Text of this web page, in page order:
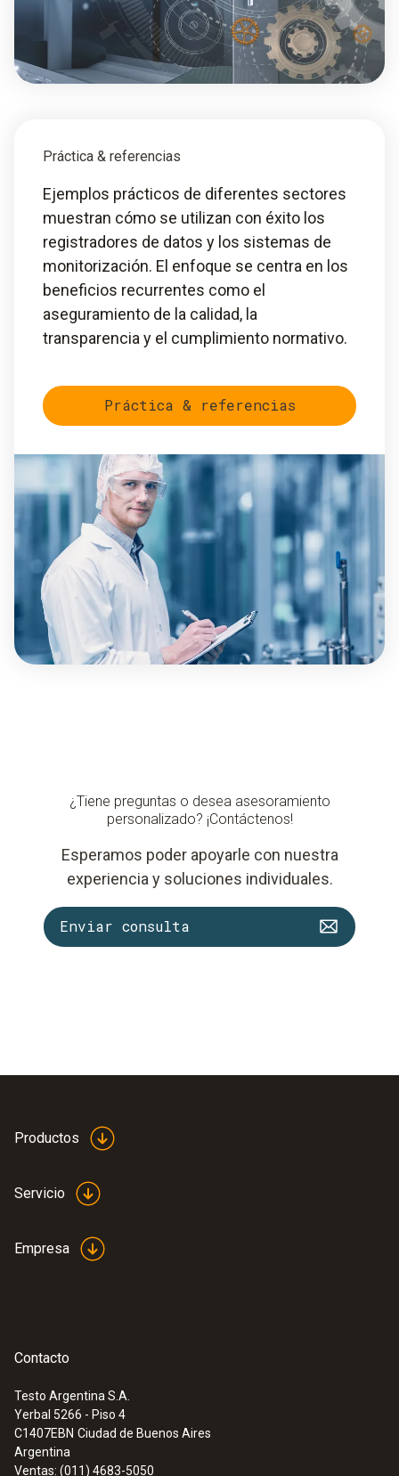
Práctica & referencias
Ejemplos prácticos de diferentes sectores
muestran cómo se utilizan con éxito los
registradores de datos y los sistemas de
monitorización. El enfoque se centra en los
beneficios recurrentes como el
aseguramiento de la calidad, la
transparencia y el cumplimiento normativo.
Práctica & referencias
¿Tiene preguntas o desea asesoramiento
personalizado? ¡Contáctenos!
Esperamos poder apoyarle con nuestra
experiencia y soluciones individuales.
Enviar consulta
Productos
Servicio
Empresa
Contacto
Testo Argentina S.A.
Yerbal 5266 - Piso 4
C1407EBN Ciudad de Buenos Aires
Argentina
Ventas: (011) 4683-5050